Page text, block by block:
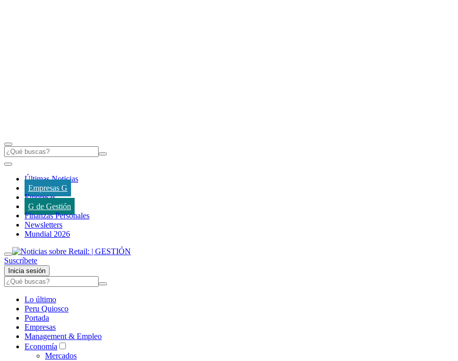
Últimas Noticias
Empresas G
Empresas
G de Gestión
Finanzas Personales
Newsletters
Mundial 2026
Suscríbete
Inicia sesión
Lo último
Peru Quiosco
Portada
Empresas
Management & Empleo
Economía
Mercados